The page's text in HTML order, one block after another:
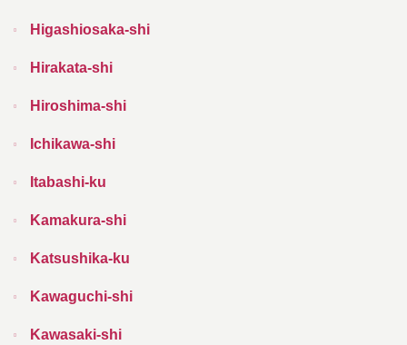
Higashiosaka-shi
Hirakata-shi
Hiroshima-shi
Ichikawa-shi
Itabashi-ku
Kamakura-shi
Katsushika-ku
Kawaguchi-shi
Kawasaki-shi